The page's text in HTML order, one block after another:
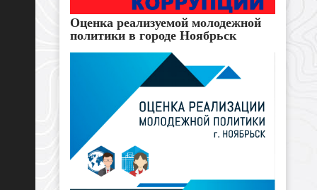
Оценка реализуемой молодежной
политики в городе Ноябрьск